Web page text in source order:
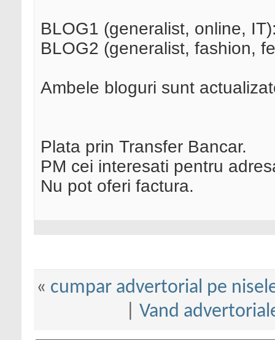
BLOG1 (generalist, online,
BLOG2 (generalist, fashion,
Ambele bloguri sunt
Plata prin Transfer Bancar.
PM cei interesati pentru
Nu pot oferi factura.
« cumpar advertorial pe
Vand